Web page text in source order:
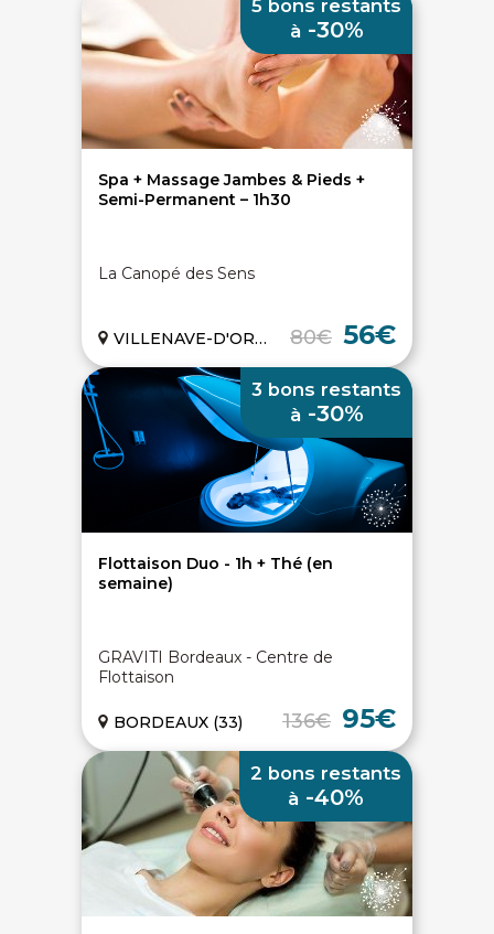
Spa + Massage Jambes & Pieds +
Semi-Permanent – 1h30
La Canopé des Sens
80€ 56€
VILLENAVE-D'ORNON (33)
5 bons restants
à -30%
Flottaison Duo - 1h + Thé (en
semaine)
GRAVITI Bordeaux - Centre de
Flottaison
136€ 95€
BORDEAUX (33)
3 bons restants
à -30%
2 bons restants
à -40%